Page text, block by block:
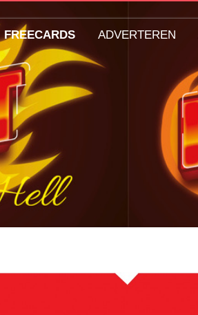
FREECARDS ADVERTEREN